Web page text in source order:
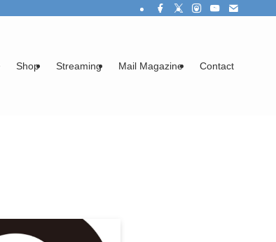
Shop Streaming Mail Magazine Contact